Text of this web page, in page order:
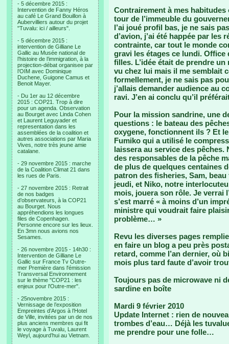
- 5 décembre 2015 :
Intervention de Fanny Héros
au café Le Grand Bouillon à
Aubervilliers autour du projet
"Tuvalu: ici / ailleurs".
- 5 décembre 2015 :
intervention de Gilliane Le
Gallic au Musée national de
l’histoire de l’immigration, à la
projection-débat organisee par
l’OIM avec Dominique
Duchene, Guigone Camus et
Benoit Mayer.
- Du 1er au 12 décembre
2015 : COP21. Trop à dire
pour un agenda. Observation
au Bourget avec Linda Cohen
et Laurent Leguyader et
representation dans les
assemblées de la coalition et
autres associations par Maria
Vives, notre très jeune amie
catalane.
- 29 novembre 2015 : marche
de la Coalition Climat 21 dans
les rues de Paris.
- 27 novembre 2015 : Retrait
de nos badges
d’observateurs, à la COP21
au Bourget. Nous
appréhendions les longues
files de Copenhagen.
Personne encore sur les lieux.
En 3mn nous avions nos
Sesames.
- 26 novembre 2015 - 14h30 :
Intervention de Gilliane Le
Gallic sur France Tv Outre-
mer Première dans l'émission
Transversal Environnement
sur le thème "COP21 : les
enjeux pour l'Outre-mer".
- 25novembre 2015 :
Vernissage de l’exposition
Empreintes d’Argos à l’Hotel
de Ville, invitées par un de nos
plus anciens membres qui fit
le voyage à Tuvalu, Laurent
Weyl, aujourd’hui au Vietnam.
Contrairement à mes habitudes
tour de l’immeuble du
l’ai joué profil bas, je ne sais
d’avion, j’ai été happée par les
contrainte, car tout le monde
gravi les étages ce lundi. Office
filles. L’idée était de prendre
vu chez lui mais il me semblait
formellement, je ne sais pas
j’allais demander audience au
ravi. J’en ai conclu qu’il
Pour la mission sandrine, une
questions : le bateau des
oxygene, fonctionnent ils ? Et
Fumiko qui a utilisé le
laissera au service des pêches.
des responsables de la pêche
de plus de quelques centaines
patron des fisheries, Sam,
jeudi, et Niko, notre
mois, jouera son rôle. Je verrai
s’est marré « à moins d’un
ministre qui voudrait faire
problème… »
Revu les diverses pages
en faire un blog a peu près
retard, comme l’an dernier, où
mois plus tard faute d’avoir
Toujours pas de microwave ni
sardine en boîte
Mardi 9 février 2010
Update Internet : rien de
trombes d’eau… Déjà les
me prendre pour une folle…